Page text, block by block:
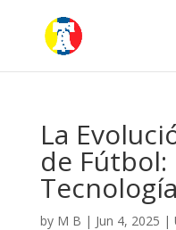
La
de Fútbol:
by M B | Jun 4, 2025 |